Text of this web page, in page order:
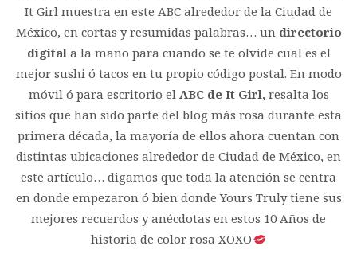
It Girl muestra en este ABC alrededor de la Ciudad de
México, en cortas y resumidas palabras… undirectorio
digitala la mano para cuando se te olvide cual es el
mejor sushi ó tacos en tu propio código postal. En modo
móvil ó para escritorio elABC de It Girl,resalta los
sitios que han sido parte del blog más rosa durante esta
primera década, la mayoría de ellos ahora cuentan con
distintas ubicaciones alrededor de Ciudad de México, en
este artículo… digamos que toda la atención se centra
en donde empezaron ó bien donde Yours Truly tiene sus
mejores recuerdos y anécdotas en estos 10 Años de
historia de color rosa XOXO